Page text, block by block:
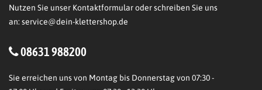
Nutzen Sie unser Kontaktformular oder schreiben Sie uns
an: service@dein-klettershop.de
08631 988200
Sie erreichen uns von Montag bis Donnerstag von 07:30 -